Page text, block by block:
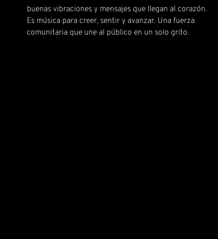
buenas vibraciones y mensajes que llegan al corazón.
Es música para creer, sentir y avanzar. Una fuerza
comunitaria que une al público en un solo grito.